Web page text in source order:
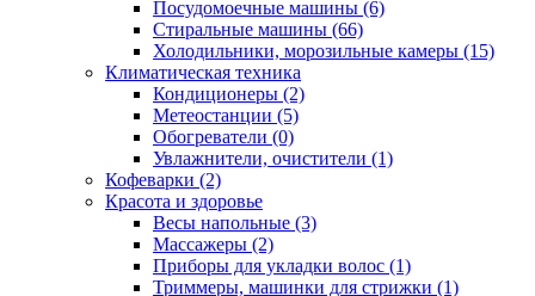
Посудомоечные машины (6)
Стиральные машины (66)
Холодильники, морозильные камеры (15)
Климатическая техника
Кондиционеры (2)
Метеостанции (5)
Обогреватели (0)
Увлажнители, очистители (1)
Кофеварки (2)
Красота и здоровье
Весы напольные (3)
Массажеры (2)
Приборы для укладки волос (1)
Триммеры, машинки для стрижки (1)